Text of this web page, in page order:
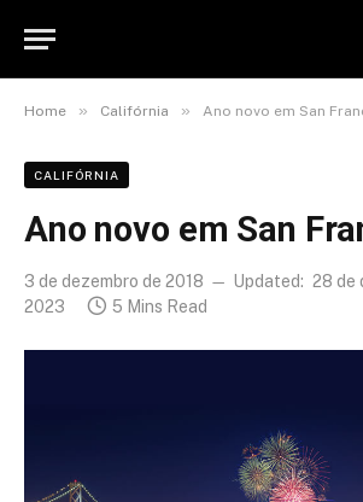
Home » Califórnia » Ano novo em San
CALIFÓRNIA
Ano novo em San
3 de dezembro de 2018 Updated: 28 de
2023
5 Mins Read